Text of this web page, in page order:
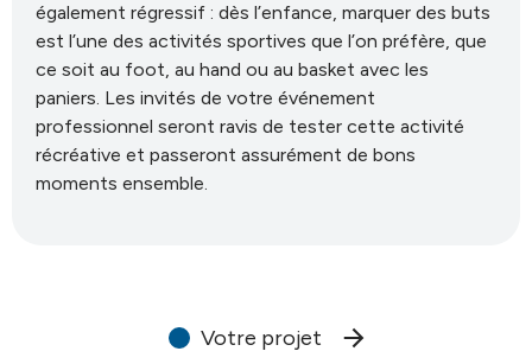
également régressif : dès l’enfance, marquer des buts
est l’une des activités sportives que l’on préfère, que
ce soit au foot, au hand ou au basket avec les
paniers. Les invités de votre événement
professionnel seront ravis de tester cette activité
récréative et passeront assurément de bons
moments ensemble.
Votre projet